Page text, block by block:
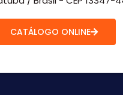
CATÁLOGO ONLINE